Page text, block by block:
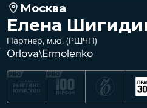
Москва
Елена
Партнер, м.ю. (РШЧП)
Orlova\Ermolenko